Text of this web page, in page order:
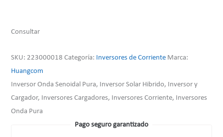
Consultar
SKU: 223000018 Categoría: Inversores de Corriente Marca:
Huangcom
Inversor Onda Senoidal Pura, Inversor Solar Hibrido, Inversor y
Cargador, Inversores Cargadores, Inversores Corriente, Inversores
Onda Pura
Pago seguro garantizado